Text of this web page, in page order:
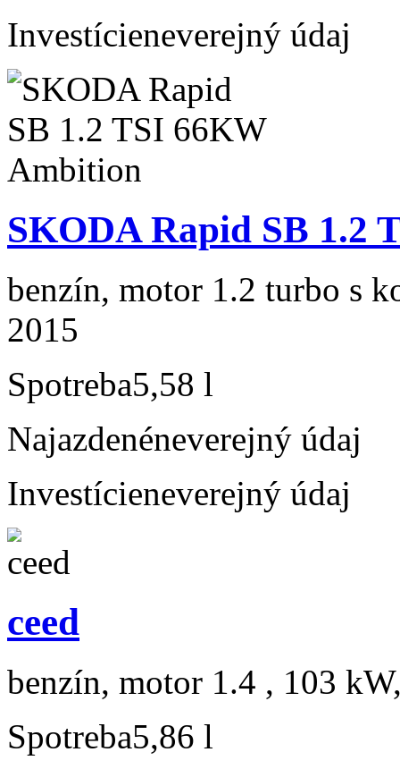
Investícieneverejný údaj
SKODA Rapid SB 1.2
benzín, motor 1.2 turbo s
2015
Spotreba5,58 l
Najazdenéneverejný údaj
Investícieneverejný údaj
ceed
benzín, motor 1.4 , 103
Spotreba5,86 l